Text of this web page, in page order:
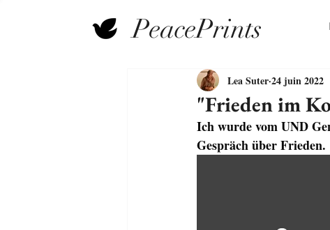
"Frieden im
Lea Suter24 juin 2022
Ich wurde vom UND
Gespräch über Frieden.
PeacePrints